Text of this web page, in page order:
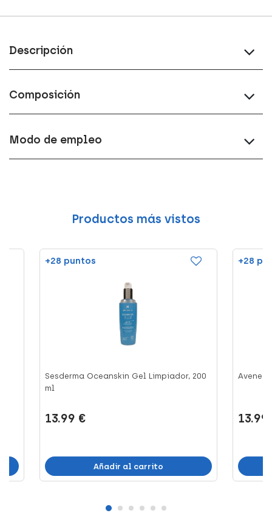
Descripción
Composición
Modo de empleo
Productos más vistos
+28 puntos
Sesderma Oceanskin Gel Limpiador, 200
ml
13.99 €
Añadir al carrito
+28
Avene
13.99